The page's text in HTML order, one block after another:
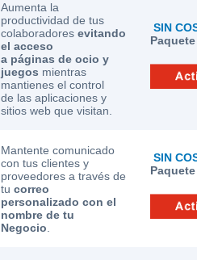
Aumenta la
productividad de tus
colaboradores evitando
el acceso
a páginas de ocio y
juegos mientras
mantienes el control
de las aplicaciones y
sitios web que visitan.
SIN
Mantente comunicado
con tus clientes y
proveedores a través de
tu correo
personalizado con el
nombre de tu
Negocio
SIN